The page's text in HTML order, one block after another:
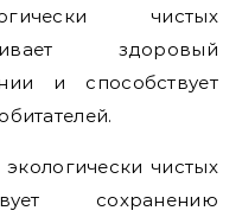
чистых
здоровый
и способствует
чистых
сохранению